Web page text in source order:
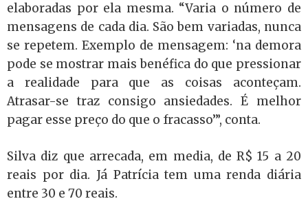
elaboradas por ela mesma. “Varia o número de
mensagens de cada dia. São bem variadas, nunca
se repetem. Exemplo de mensagem: ‘na demora
pode se mostrar mais benéfica do que pressionar
a realidade para que as coisas aconteçam.
Atrasar-se traz consigo ansiedades. É melhor
pagar esse preço do que o fracasso’”, conta.
Silva diz que arrecada, em media, de R$ 15 a 20
reais por dia. Já Patrícia tem uma renda diária
entre 30 e 70 reais.